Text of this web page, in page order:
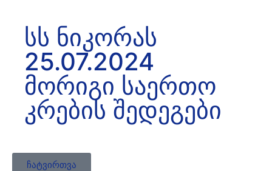
სს ნიკორას
25.07.2024
მორიგი საერთო
კრების შედეგები
ჩატვირთვა